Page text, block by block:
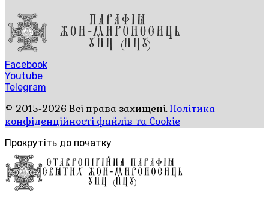
Facebook
Youtube
Telegram
© 2015-2026 Всі права захищені.Політика
конфіденційності файлів та Cookie
Прокрутіть до початку